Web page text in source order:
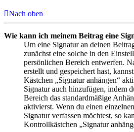
Nach oben
Wie kann ich meinem Beitrag eine
Um eine Signatur an deinen
zunächst eine solche in den
persönlichen Bereich entwerfen.
erstellt und gespeichert hast,
Kästchen „Signatur anhängen“
Signatur auch hinzufügen, indem
Bereich das standardmäßige
aktivierst. Wenn du einen
Signatur verfassen möchtest, so
Kontrollkästchen „Signatur